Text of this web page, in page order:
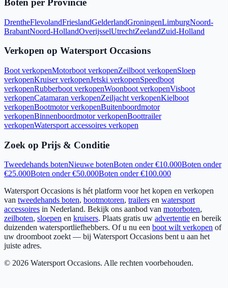
Boten per Provincie
DrentheFlevolandFrieslandGelderlandGroningenLimburgNoord-
BrabantNoord-HollandOverijsselUtrechtZeelandZuid-Holland
Verkopen op Watersport Occasions
Boot verkopenMotorboot verkopenZeilboot verkopenSloep
verkopenKruiser verkopenJetski verkopenSpeedboot
verkopenRubberboot verkopenWoonboot verkopenVisboot
verkopenCatamaran verkopenZeiljacht verkopenKielboot
verkopenBootmotor verkopenBuitenboordmotor
verkopenBinnenboordmotor verkopenBoottrailer
verkopenWatersport accessoires verkopen
Zoek op Prijs & Conditie
Tweedehands botenNieuwe botenBoten onder €10.000Boten onder
€25.000Boten onder €50.000Boten onder €100.000
Watersport Occasions is hét platform voor het kopen en verkopen
van tweedehands boten, bootmotoren, trailers en watersport
accessoires in Nederland. Bekijk ons aanbod van motorboten,
zeilboten, sloepen en kruisers. Plaats gratis uw advertentie en bereik
duizenden watersportliefhebbers. Of u nu een boot wilt verkopen of
uw droomboot zoekt — bij Watersport Occasions bent u aan het
juiste adres.
© 2026 Watersport Occasions. Alle rechten voorbehouden.